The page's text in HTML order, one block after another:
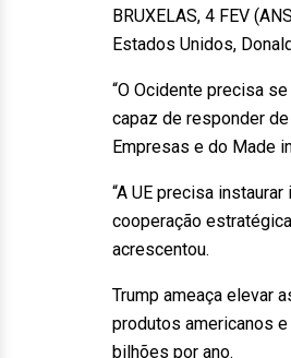
BRUXELAS, 4 FEV
Estados Unidos,
“O Ocidente precisa
capaz de responder
Empresas e do Made
“A UE precisa
cooperação
acrescentou.
Trump ameaça elevar
produtos americanos
bilhões por ano.